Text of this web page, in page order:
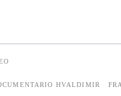
HVALDIMIR